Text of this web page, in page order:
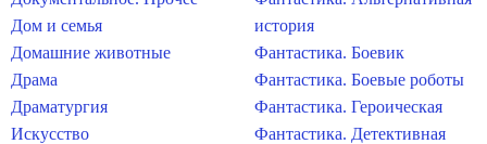
Дом и семья
Домашние животные
Драма
Драматургия
Искусство
история
Фантастика. Боевик
Фантастика. Боевые роботы
Фантастика. Героическая
Фантастика. Детективная